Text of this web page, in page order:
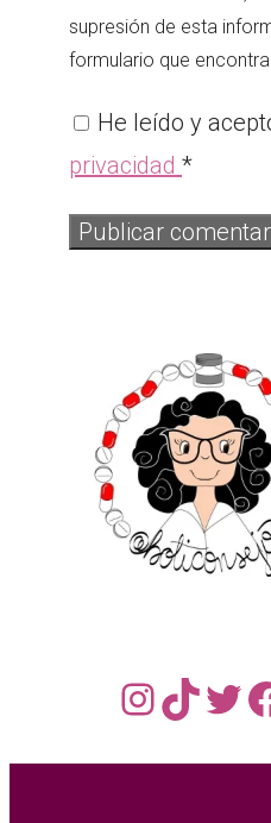
supresión de esta
formulario que
He leído y
privacidad *